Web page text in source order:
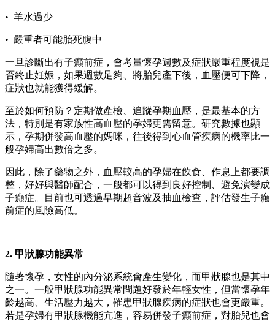
• 羊水過少
• 嚴重者可能胎死腹中
一旦診斷出有子癲前症，會考量懷孕週數及症狀嚴重程度視是
否終止妊娠，如果週數足夠、將胎兒產下後，血壓便可下降，
症狀也就能獲得緩解。
至於如何預防？定期做產檢、追蹤孕期血壓，是最基本的方
法，特別是有家族性高血壓的孕婦更需留意。研究數據也顯
示，孕期併發高血壓的媽咪，往後得到心血管疾病的機率比一
般孕婦高出數倍之多。
因此，除了藥物之外，血壓較高的孕婦在飲食、作息上都要調
整，好好與醫師配合，一般都可以得到良好控制、避免演變成
子癲症。目前也可透過早期超音波及抽血檢查，評估發生子癲
前症的風險高低。
2. 甲狀腺功能異常
隨著懷孕，女性的內分泌系統會產生變化，而甲狀腺也是其中
之一。一般甲狀腺功能異常問題好發於年輕女性，但當懷孕年
齡越高、生活壓力越大，罹患甲狀腺疾病的症狀也會更嚴重。
若是孕婦有甲狀腺機能亢進，容易併發子癲前症，對胎兒也會